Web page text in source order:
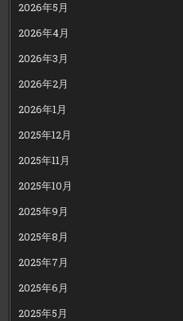
2026年5月
2026年4月
2026年3月
2026年2月
2026年1月
2025年12月
2025年11月
2025年10月
2025年9月
2025年8月
2025年7月
2025年6月
2025年5月